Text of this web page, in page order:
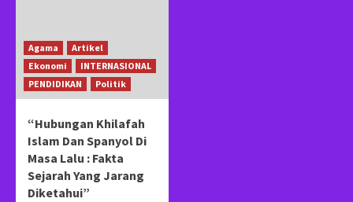
Agama
Artikel
Ekonomi
INTERNASIONAL
PENDIDIKAN
Politik
“Hubungan Khilafah
Islam Dan Spanyol Di
Masa Lalu : Fakta
Sejarah Yang Jarang
Diketahui”